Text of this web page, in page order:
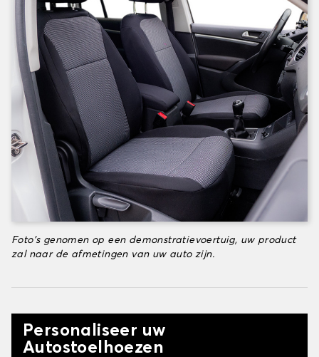
Foto's genomen op een demonstratievoertuig, uw product
zal naar de afmetingen van uw auto zijn.
Personaliseer uw
Autostoelhoezen